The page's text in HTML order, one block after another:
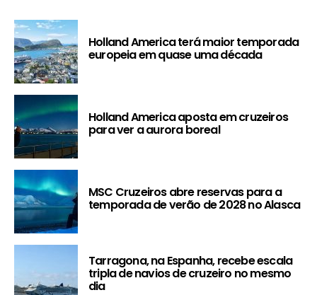
Holland America terá maior temporada
europeia em quase uma década
Holland America aposta em cruzeiros
para ver a aurora boreal
MSC Cruzeiros abre reservas para a
temporada de verão de 2028 no Alasca
Tarragona, na Espanha, recebe escala
tripla de navios de cruzeiro no mesmo
dia